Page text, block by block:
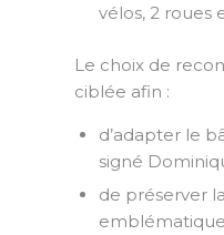
vélos, 2 roues
Le choix de
ciblée afin :
d’adapter le
signé
de préserver